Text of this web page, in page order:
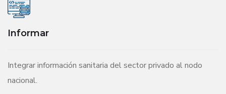
Informar
Integrar información sanitaria del sector privado al nodo
nacional.